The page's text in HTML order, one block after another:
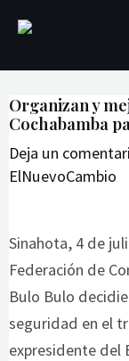
contenido
Organizan y
Cochabamba
Deja un
ElNuevoCambio
Sinahota, 4 de
Federación de
Bulo Bulo
seguridad en el
expresidente del
de
entradas